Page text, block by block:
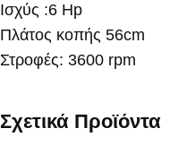
Ισχύς :6 Hp
Πλάτος κοπής 56cm
Στροφές: 3600 rpm
Σχετικά Προϊόντα